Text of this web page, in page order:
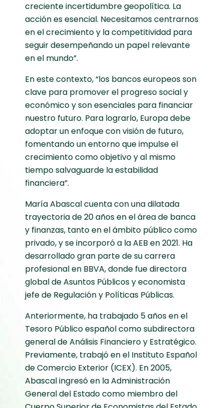
creciente incertidumbre geopolítica. La
acción es esencial. Necesitamos centrarnos
en el crecimiento y la competitividad para
seguir desempeñando un papel relevante
en el mundo”.
En este contexto, “los bancos europeos son
clave para promover el progreso social y
económico y son esenciales para financiar
nuestro futuro. Para lograrlo, Europa debe
adoptar un enfoque con visión de futuro,
fomentando un entorno que impulse el
crecimiento como objetivo y al mismo
tiempo salvaguarde la estabilidad
financiera”.
María Abascal cuenta con una dilatada
trayectoria de 20 años en el área de banca
y finanzas, tanto en el ámbito público como
privado, y se incorporó a la AEB en 2021. Ha
desarrollado gran parte de su carrera
profesional en BBVA, donde fue directora
global de Asuntos Públicos y economista
jefe de Regulación y Políticas Públicas.
Anteriormente, ha trabajado 5 años en el
Tesoro Público español como subdirectora
general de Análisis Financiero y Estratégico.
Previamente, trabajó en el Instituto Español
de Comercio Exterior (ICEX). En 2005,
Abascal ingresó en la Administración
General del Estado como miembro del